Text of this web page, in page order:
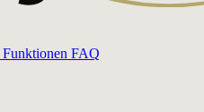
Funktionen FAQ